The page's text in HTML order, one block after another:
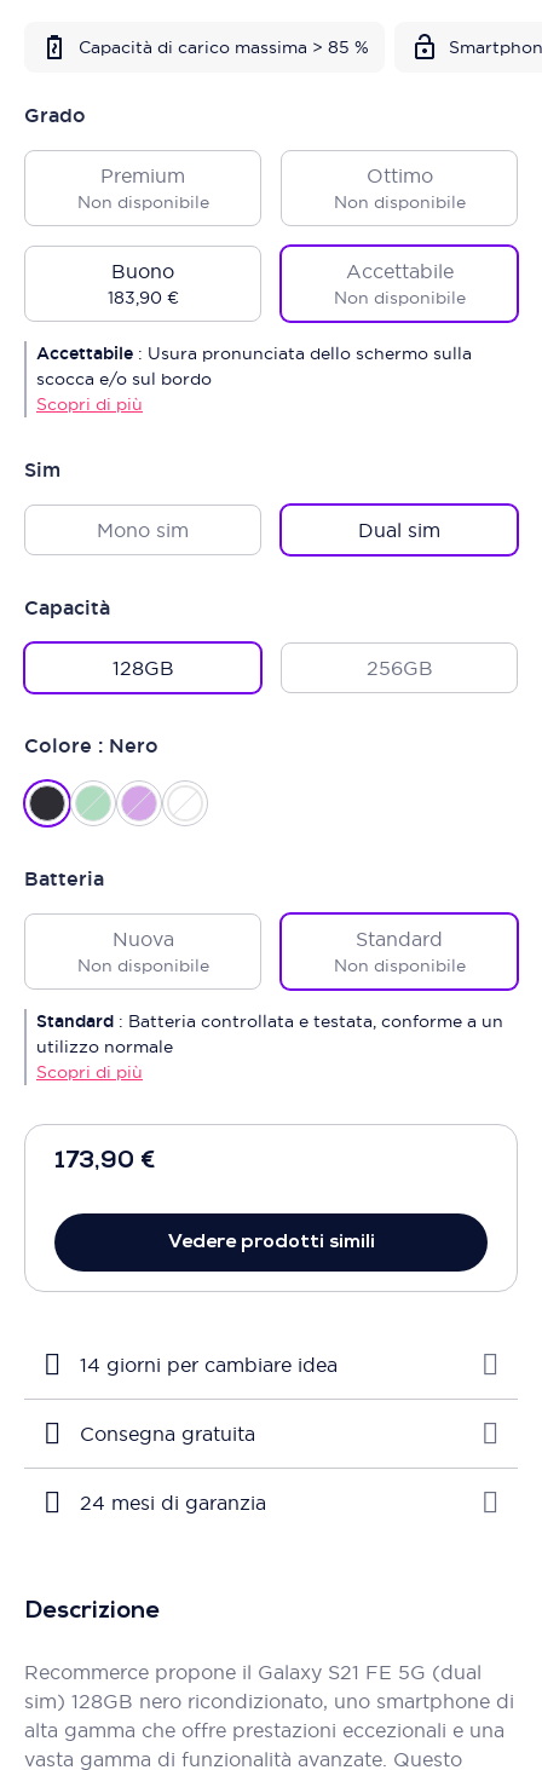
Capacità di carico massima > 85 %
173,90 €
Vedere prodotti simili
Grado
Premium
Non disponibile
Ottimo
Non disponibile
Buono
183,90 €
Accettabile
Non disponibile
Accettabile : Usura pronunciata dello schermo sulla
scocca e/o sul bordo
Scopri di più
Sim
Mono sim Dual sim
Capacità
128GB 256GB
Colore : Nero
Batteria
Nuova
Non disponibile
Standard
Non disponibile
Standard : Batteria controllata e testata, conforme a un
utilizzo normale
Scopri di più
14 giorni per cambiare idea
Consegna gratuita
24 mesi di garanzia
Descrizione
Recommerce propone il Galaxy S21 FE 5G (dual
sim) 128GB nero ricondizionato, uno smartphone di
alta gamma che offre prestazioni eccezionali e una
vasta gamma di funzionalità avanzate. Questo